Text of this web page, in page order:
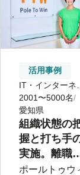
活用事例
IT・インターネッ
ト
2001〜5000名
愛知県
組織状態の
握と打ち手
実施。離職
止・定着支
ポールトゥウ